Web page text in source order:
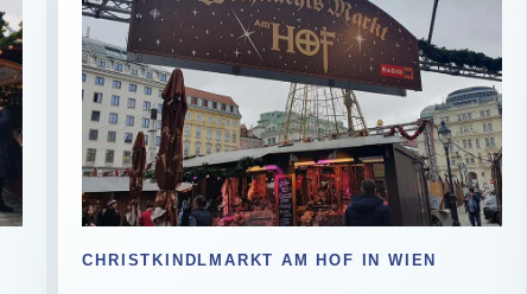
CHRISTKINDLMARKT AM HOF IN WIEN